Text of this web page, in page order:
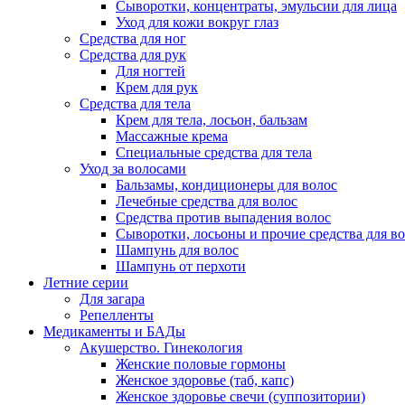
Сыворотки, концентраты, эмульсии для лица
Уход для кожи вокруг глаз
Средства для ног
Средства для рук
Для ногтей
Крем для рук
Средства для тела
Крем для тела, лосьон, бальзам
Массажные крема
Специальные средства для тела
Уход за волосами
Бальзамы, кондиционеры для волос
Лечебные средства для волос
Средства против выпадения волос
Сыворотки, лосьоны и прочие средства для
Шампунь для волос
Шампунь от перхоти
Летние серии
Для загара
Репелленты
Медикаменты и БАДы
Акушерство. Гинекология
Женские половые гормоны
Женское здоровье (таб, капс)
Женское здоровье свечи (суппозитории)